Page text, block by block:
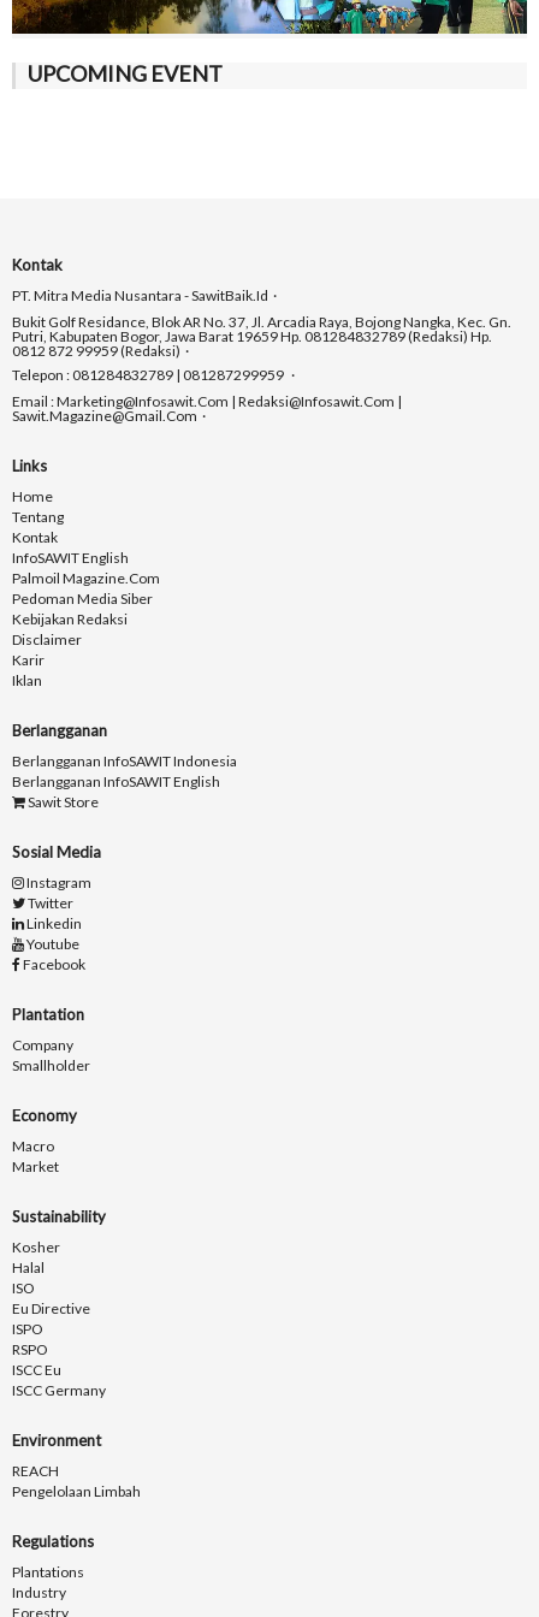
UPCOMING EVENT
Kontak
PT. Mitra Media Nusantara - SawitBaik.id
Bukit Golf Residance, Blok AR No. 37, Jl. Arcadia Raya, Bojong Nangka, Kec. Gn.
Putri, Kabupaten Bogor, Jawa Barat 19659 Hp. 081284832789 (Redaksi) Hp.
0812 872 99959 (Redaksi)
Telepon : 081284832789 | 081287299959
Email : Marketing@infosawit.com | Redaksi@infosawit.com |
Sawit.magazine@gmail.com
Links
Home
Tentang
Kontak
InfoSAWIT English
Palmoil Magazine.com
Pedoman Media Siber
Kebijakan Redaksi
Disclaimer
Karir
Iklan
Berlangganan
Berlangganan InfoSAWIT Indonesia
Berlangganan InfoSAWIT English
Sawit Store
Sosial Media
Instagram
Twitter
Linkedin
Youtube
Facebook
Plantation
Company
Smallholder
Economy
Macro
Market
Sustainability
Kosher
Halal
ISO
Eu Directive
ISPO
RSPO
ISCC Eu
ISCC Germany
Environment
REACH
Pengelolaan Limbah
Regulations
Plantations
Industry
Forestry